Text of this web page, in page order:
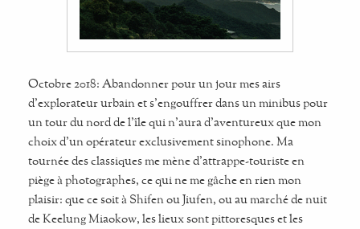
Octobre 2018: Abandonner pour un jour mes airs
d'explorateur urbain et s'engouffrer dans un minibus pour
un tour du nord de l'île qui n'aura d'aventureux que mon
choix d'un opérateur exclusivement sinophone. Ma
tournée des classiques me mène d'attrappe-touriste en
piège à photographes, ce qui ne me gâche en rien mon
plaisir: que ce soit à Shifen ou Jiufen, ou au marché de nuit
de Keelung Miaokow, les lieux sont pittoresques et les